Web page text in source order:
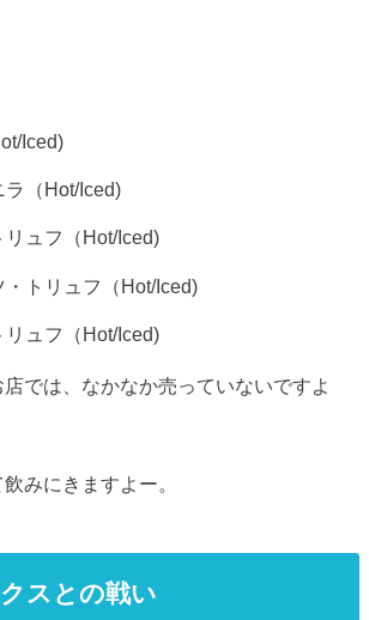
Iced)
ラ（Hot/Iced)
ュフ（Hot/Iced)
トリュフ（Hot/Iced)
ュフ（Hot/Iced)
では、なかなか売っていないですよ
みにきますよー。
スとの戦い